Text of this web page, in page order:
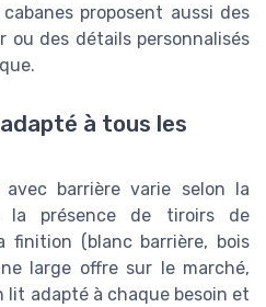
proposent aussi des
des détails personnalisés
à tous les
barrière varie selon la
la présence de tiroirs de
finition (blanc barrière, bois
large offre sur le marché,
adapté à chaque besoin et